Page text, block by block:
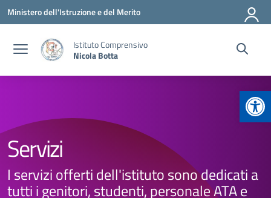
Vai ai contenuti
Vai al menu di navigazione
Vai al footer
Ministero dell'Istruzione e del Merito
Istituto Comprensivo
Nicola Botta
Servizi
I servizi offerti dell'istituto sono dedicati a
tutti i genitori, studenti, personale ATA e